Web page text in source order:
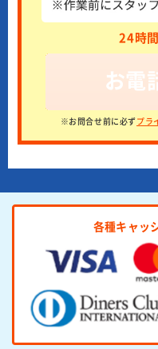
24時
お電
※お問合せ前に必ずプラ
各種キャッ